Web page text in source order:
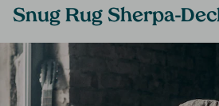
Snug Rug Sherpa-